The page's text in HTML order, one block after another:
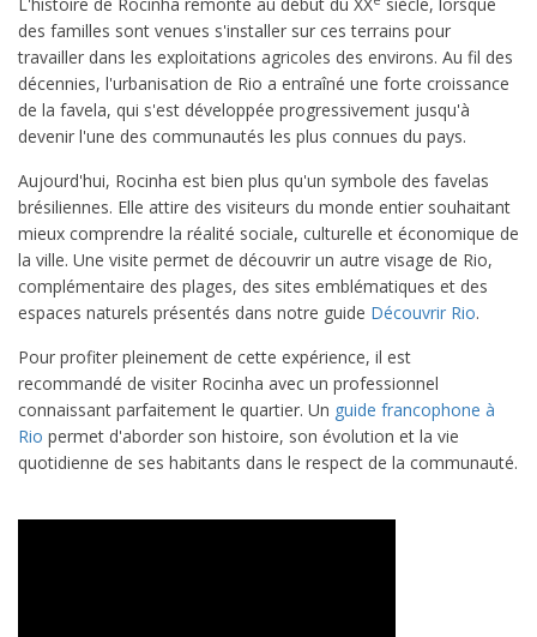
des familles sont venues s'installer sur ces terrains pour
travailler dans les exploitations agricoles des environs. Au fil des
décennies, l'urbanisation de Rio a entraîné une forte croissance
de la favela, qui s'est développée progressivement jusqu'à
devenir l'une des communautés les plus connues du pays.
Aujourd'hui, Rocinha est bien plus qu'un symbole des favelas
brésiliennes. Elle attire des visiteurs du monde entier souhaitant
mieux comprendre la réalité sociale, culturelle et économique de
la ville. Une visite permet de découvrir un autre visage de Rio,
complémentaire des plages, des sites emblématiques et des
espaces naturels présentés dans notre guide Découvrir Rio.
Pour profiter pleinement de cette expérience, il est
recommandé de visiter Rocinha avec un professionnel
connaissant parfaitement le quartier. Un guide francophone à
Rio permet d'aborder son histoire, son évolution et la vie
quotidienne de ses habitants dans le respect de la communauté.